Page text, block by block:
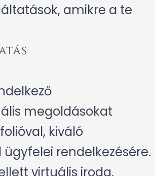
amikre a te
megoldásokat
kiváló
rendelkezésére.
virtuális iroda,